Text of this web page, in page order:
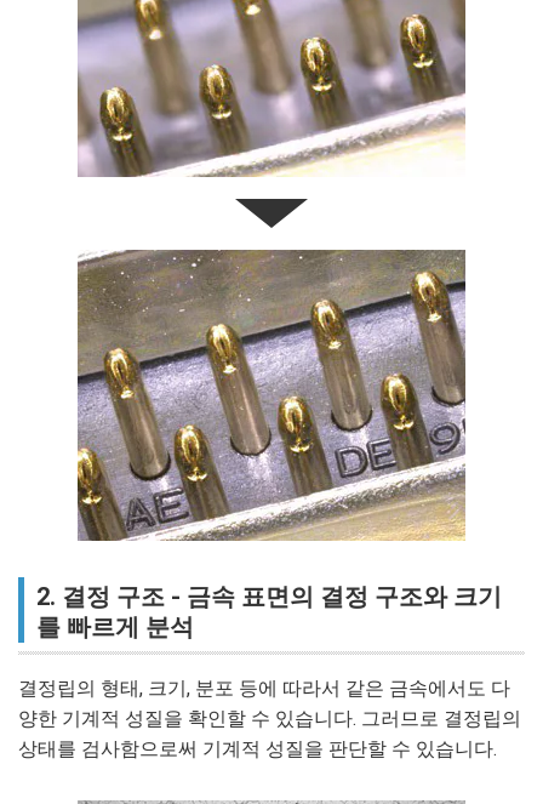
2. 결정 구조 - 금속 표면의 결정 구조와 크기
를 빠르게 분석
결정립의 형태, 크기, 분포 등에 따라서 같은 금속에서도 다
양한 기계적 성질을 확인할 수 있습니다. 그러므로 결정립의
상태를 검사함으로써 기계적 성질을 판단할 수 있습니다.